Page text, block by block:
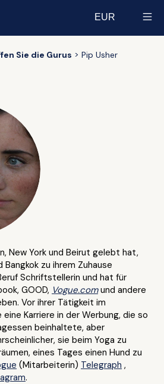
EUR
Sie die Gurus Pip Usher
New York und Beirut gelebt hat,
zu ihrem Zuhause
Schriftstellerin und hat für
GOOD, Vogue.com und andere
Vor ihrer Tätigkeit im
Karriere in der Werbung, die so
beinhaltete, aber
sie beim Yoga zu
eines Tages einen Hund zu
(Mitarbeiterin) Telegraph ,
.